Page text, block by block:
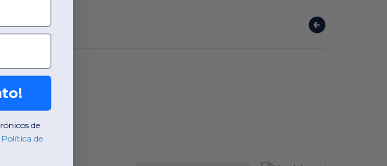
de
Política de